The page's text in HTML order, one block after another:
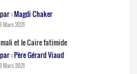
: Magdi Chaker
Mars 2021
et le Caire fatimide
: Père Gérard Viaud
Mars 2021